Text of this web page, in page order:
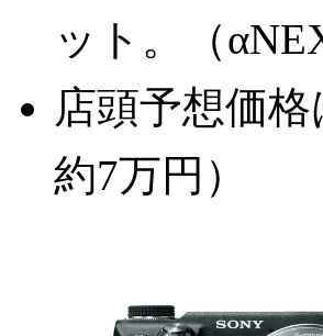
ット。（
店頭予想価
約7万円）